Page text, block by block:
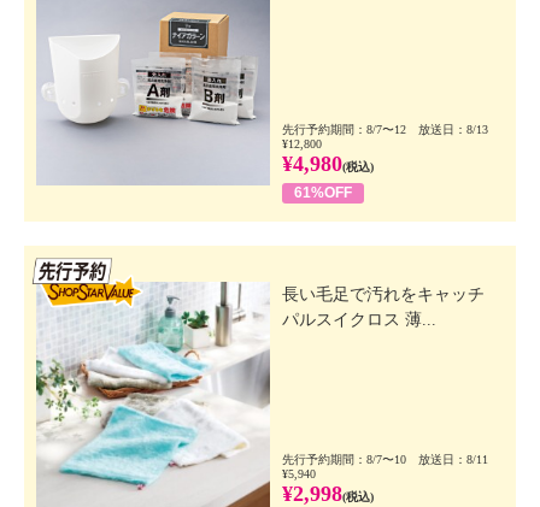
先行予約期間：8/7〜12 放送日：8/13
¥12,800
¥4,980(税込)
61%OFF
長い毛足で汚れをキャッチ
パルスイクロス 薄...
先行予約期間：8/7〜10 放送日：8/11
¥5,940
¥2,998(税込)